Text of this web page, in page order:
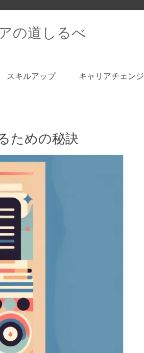
の道しるべ
スキルアップ キャリアチェンジ
ための秘訣